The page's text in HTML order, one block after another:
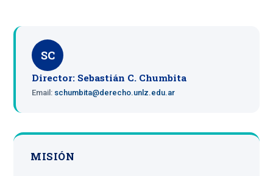
SC
Director: Sebastián C. Chumbita
Email: schumbita@derecho.unlz.edu.ar
MISIÓN